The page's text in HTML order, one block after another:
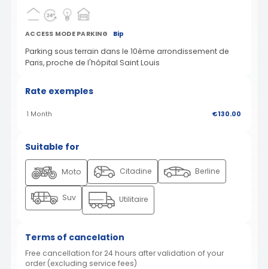
ACCESS MODE PARKING Bip
Parking sous terrain dans le 10ème arrondissement de
Paris, proche de l'hôpital Saint Louis
Rate exemples
1 Month €130.00
Suitable for
Moto Citadine Berline
Suv Utilitaire
Terms of cancelation
Free cancellation for 24 hours after validation of your
order (excluding service fees)